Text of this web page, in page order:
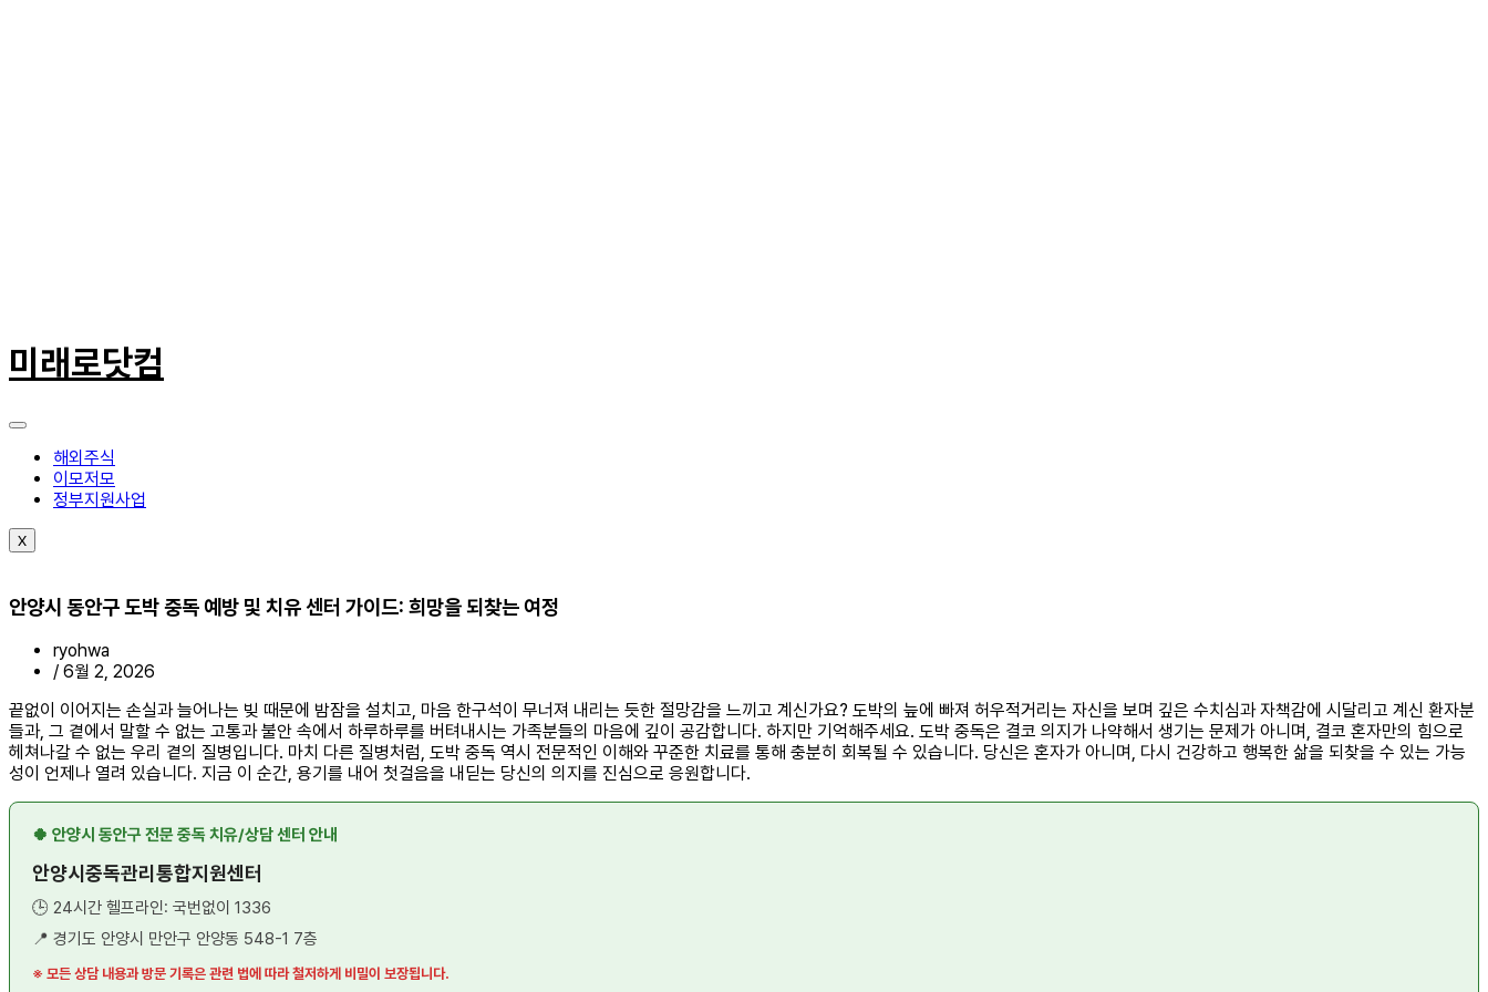
텐
츠
너
미래로닷컴
해외주식
이모저모
정부지원사업
X
안양시 동안구 도박 중독 예방 및 치유 센터 가이드: 희망을 되찾는 여정
ryohwa
/ 6월 2, 2026
끝없이 이어지는 손실과 늘어나는 빚 때문에 밤잠을 설치고, 마음 한구석이 무너져 내리는 듯한 절망감을 느끼고 계신가요? 도박의 늪에 빠져 허우적거리는 자신을 보며 깊은 수치심과 자책감에 시달리고 계신 환자분
들과, 그 곁에서 말할 수 없는 고통과 불안 속에서 하루하루를 버텨내시는 가족분들의 마음에 깊이 공감합니다. 하지만 기억해주세요. 도박 중독은 결코 의지가 나약해서 생기는 문제가 아니며, 결코 혼자만의 힘으로
헤쳐나갈 수 없는 우리 곁의 질병입니다. 마치 다른 질병처럼, 도박 중독 역시 전문적인 이해와 꾸준한 치료를 통해 충분히 회복될 수 있습니다. 당신은 혼자가 아니며, 다시 건강하고 행복한 삶을 되찾을 수 있는 가능
성이 언제나 열려 있습니다. 지금 이 순간, 용기를 내어 첫걸음을 내딛는 당신의 의지를 진심으로 응원합니다.
🍀 안양시 동안구 전문 중독 치유/상담 센터 안내
안양시중독관리통합지원센터
🕒 24시간 헬프라인: 국번없이 1336
📍 경기도 안양시 만안구 안양동 548-1 7층
※ 모든 상담 내용과 방문 기록은 관련 법에 따라 철저하게 비밀이 보장됩니다.